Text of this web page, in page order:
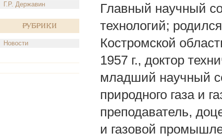
Г.Р. Державин
Рубрики
Новости
Главный научный
технологий;
Костромской
1957 г., доктор
младший научный
природного газа и
преподаватель,
и газовой